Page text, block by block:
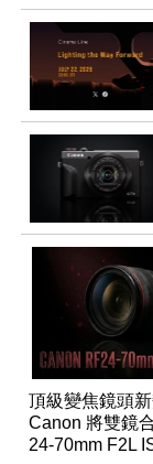
頂級變焦鏡頭
Canon 將雙鏡
24-70mm F2L